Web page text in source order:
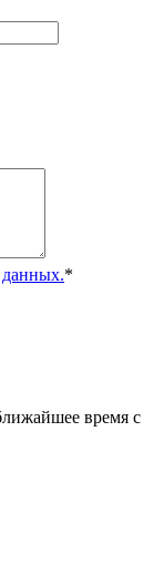
данных.*
время с